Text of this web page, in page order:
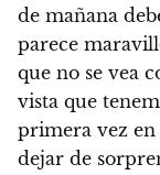
de mañana
parece
que no se vea
vista que
primera vez en
dejar de